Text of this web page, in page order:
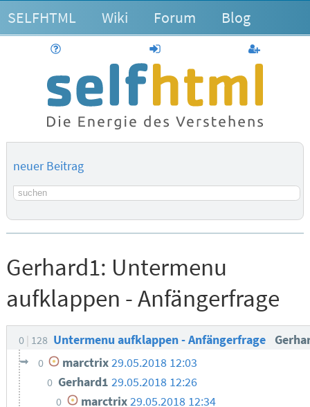
SELFHTML Wiki Forum Blog
anmelden
neuer Beitrag
Suchbegriff
Gerhard1: Untermenu
aufklappen - Anfängerfrage
0 128 Untermenu aufklappen - Anfängerfrage
0 marctrix29.05.2018 12:03
0 Gerhard1 29.05.2018 12:26
0 marctrix29.05.2018 12:34